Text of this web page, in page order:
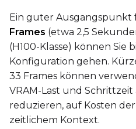
Ein guter Ausgangspunkt
Frames (etwa 2,5
(H100-Klasse) können Sie
Konfiguration gehen.
33 Frames können
VRAM-Last und
reduzieren, auf Kosten
zeitlichem Kontext.